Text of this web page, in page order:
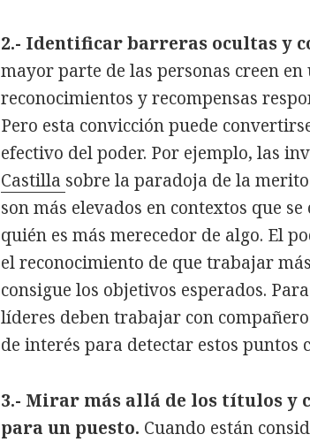
2.- Identificar barreras ocultas y
mayor parte de las personas creen
reconocimientos y recompensas
Pero esta convicción puede
efectivo del poder. Por ejemplo, las
Castilla sobre la paradoja de la
son más elevados en contextos que
quién es más merecedor de algo. El
el reconocimiento de que trabajar
consigue los objetivos esperados.
líderes deben trabajar con
de interés para detectar estos puntos
3.- Mirar más allá de los títulos y
para un puesto. Cuando están